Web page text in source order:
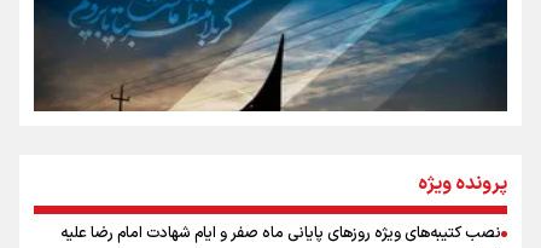
روایت ایران از کنار مردم
پرونده ویژه
نصب کتیبه‌های ویژه روزهای پایانی ماه صفر و ایام شهادت امام رضا علیه